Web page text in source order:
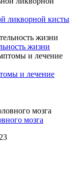
ликворной кисты
жизни
и лечение
мозга